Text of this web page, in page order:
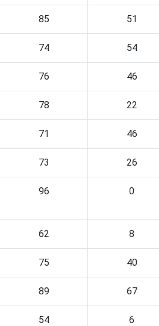
85 51
74 54
76 46
78 22
71 46
73 26
96 0
62 8
75 40
89 67
54 6